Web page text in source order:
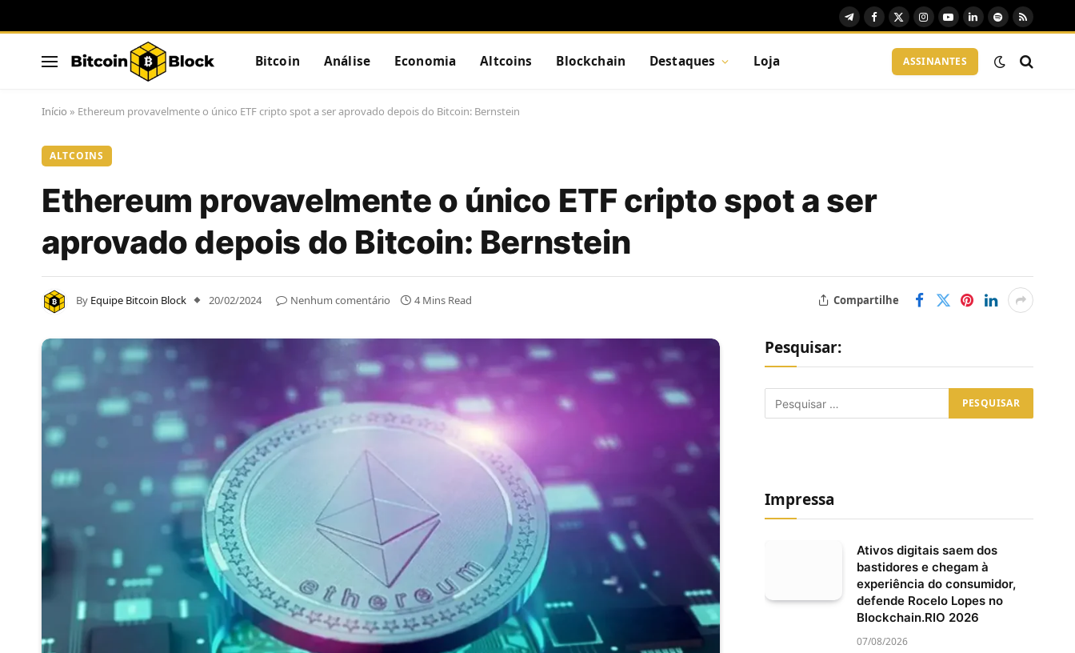
TelegramFacebook
X
Instagram
YouTubeLinkedIn
Spotify
RSS
Bitcoin Análise Economia Altcoins Blockchain Destaques Loja ASSINANTES
Início » Ethereum provavelmente o único ETF cripto spot a ser aprovado depois do Bitcoin: Bernstein
ALTCOINS
Ethereum provavelmente o único ETF cripto spot a ser
aprovado depois do Bitcoin: Bernstein
By Equipe Bitcoin Block 20/02/2024 Nenhum comentário 4 Mins Read Compartilhe
Pesquisar:
Impressa
Ativos digitais saem dos
bastidores e chegam à
experiência do consumidor,
defende Rocelo Lopes no
Blockchain.RIO 2026
07/08/2026